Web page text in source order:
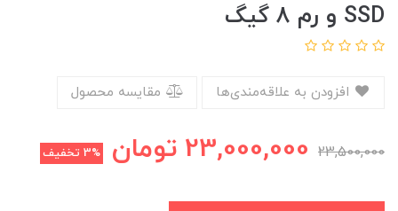
SSD و رم 8 گیگ
مقایسه محصول
23,500,000
23,000,000 تومان 3% تخفیف